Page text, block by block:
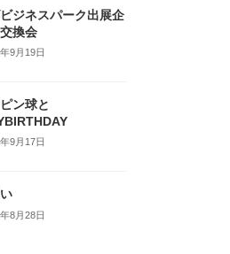
ジネスパーク出展企
換会
9月19日
ン球と
9月17日
8月28日